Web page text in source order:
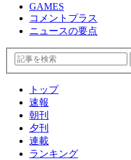
GAMES
コメントプラス
ニュースの要点
トップ
速報
朝刊
夕刊
連載
ランキング